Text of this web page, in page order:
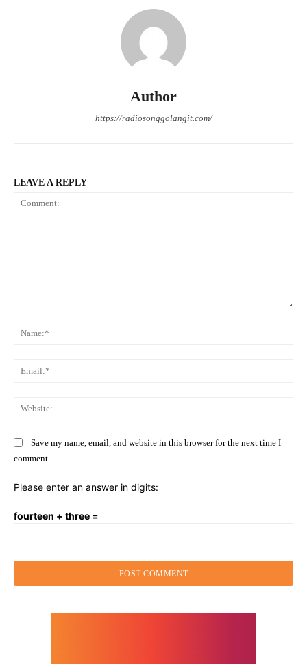
Author
https://radiosonggolangit.com/
LEAVE A REPLY
Save my name, email, and website in this browser for the next time I
comment.
Please enter an answer in digits:
fourteen + three =